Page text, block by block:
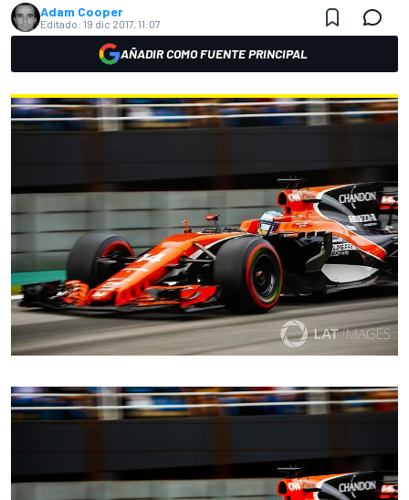
Adam Cooper
Editado: 19 dic 2017, 11:07
AÑADIR COMO FUENTE PRINCIPAL